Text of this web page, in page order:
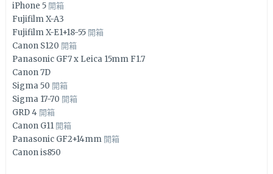
iPhone 5 開箱
Fujifilm X-A3
Fujifilm X-E1+18-55 開箱
Canon S120 開箱
Panasonic GF7 x Leica 15mm F1.7
Canon 7D
Sigma 50 開箱
Sigma 17-70 開箱
GRD 4 開箱
Canon G11 開箱
Panasonic GF2+14mm 開箱
Canon is850